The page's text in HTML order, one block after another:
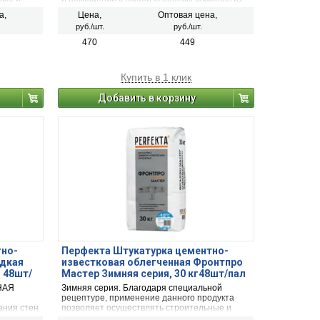
Цена,
руб./шт.
Оптовая цена,
руб./шт.
470 449
Купить в 1 клик
Добавить в корзину
48шт/
стен
Перфекта Штукатурка цементно-
известковая облегченная Фронтпро
Мастер Зимняя серия, 30 кг48шт/пал
Зимняя серия. Благодаря специальной
рецептуре, применение данного продукта
позволяет осуществлять строительные и